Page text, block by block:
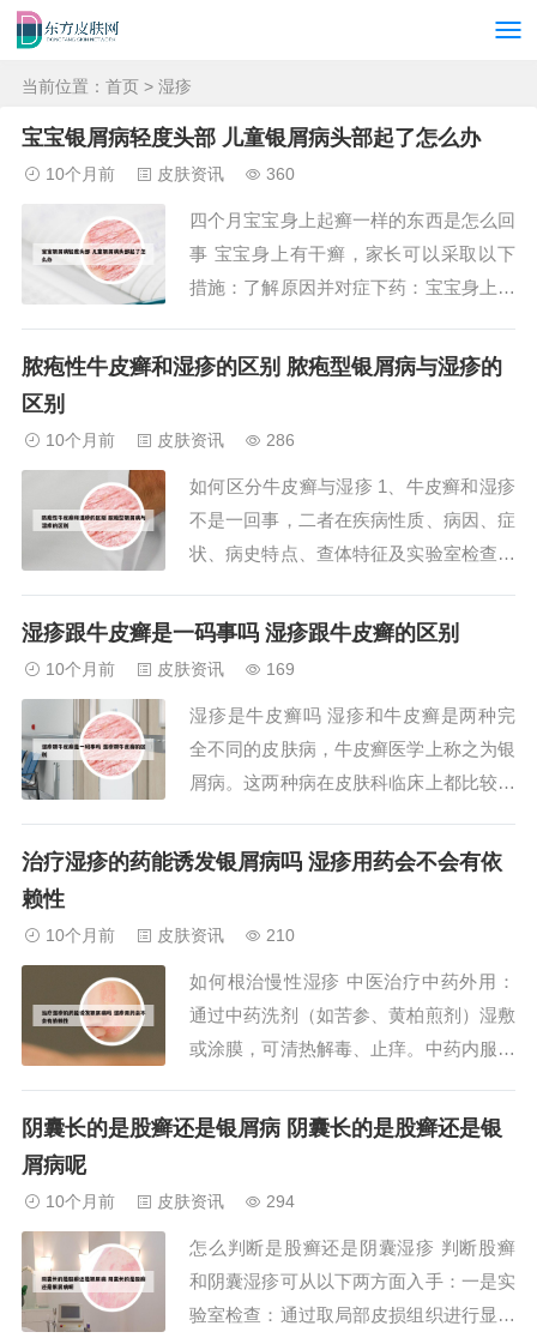
当前位置： 首页 > 湿疹
宝宝银屑病轻度头部 儿童银屑病头部起了怎么办
10个月前 皮肤资讯 360
四个月宝宝身上起癣一样的东西是怎么回
事 宝宝身上有干癣，家长可以采取以下
措施：了解原因并对症下药：宝宝身上长
以先尝试用红枣和绿豆煮水给宝宝喝，以
皮肤，避免外伤、紫外线曝晒、机械性损
害等有害刺激...
脓疱性牛皮癣和湿疹的区别 脓疱型银屑病与湿疹的
区别
10个月前 皮肤资讯 286
如何区分牛皮癣与湿疹 1、牛皮癣和湿疹
不是一回事，二者在疾病性质、病因、症
状、病史特点、查体特征及实验室检查方
湿疹属于变态反应性皮肤病，即过敏反应
病，并非过敏或真菌感染。2、湿疹不是
牛皮癣，二者...
湿疹跟牛皮癣是一码事吗 湿疹跟牛皮癣的区别
10个月前 皮肤资讯 169
湿疹是牛皮癣吗 湿疹和牛皮癣是两种完
全不同的皮肤病，牛皮癣医学上称之为银
屑病。这两种病在皮肤科临床上都比较常
区分如下：第从主观症状上来讲，二者都
可以分为急性湿疹、亚急性湿疹和慢性湿
疹。牛皮癣和...
治疗湿疹的药能诱发银屑病吗 湿疹用药会不会有依
赖性
10个月前 皮肤资讯 210
如何根治慢性湿疹 中医治疗中药外用：
通过中药洗剂（如苦参、黄柏煎剂）湿敷
或涂膜，可清热解毒、止痒。中药内服：
燥），采用汤剂调理体质，需由中医师开
整方案。特殊人群（如孕妇、儿童）需优
先选择安全性...
阴囊长的是股癣还是银屑病 阴囊长的是股癣还是银
屑病呢
10个月前 皮肤资讯 294
怎么判断是股癣还是阴囊湿疹 判断股癣
和阴囊湿疹可从以下两方面入手：一是实
验室检查：通过取局部皮损组织进行显微